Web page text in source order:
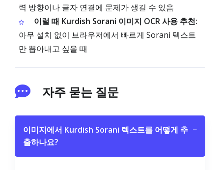
력 방향이나 글자 연결에 문제가 생길 수 있음
이럴 때 Kurdish Sorani 이미지 OCR 사용 추천:
아무 설치 없이 브라우저에서 빠르게 Sorani 텍스트
만 뽑아내고 싶을 때
자주 묻는 질문
이미지에서 Kurdish Sorani 텍스트를 어떻게 추
출하나요?
−